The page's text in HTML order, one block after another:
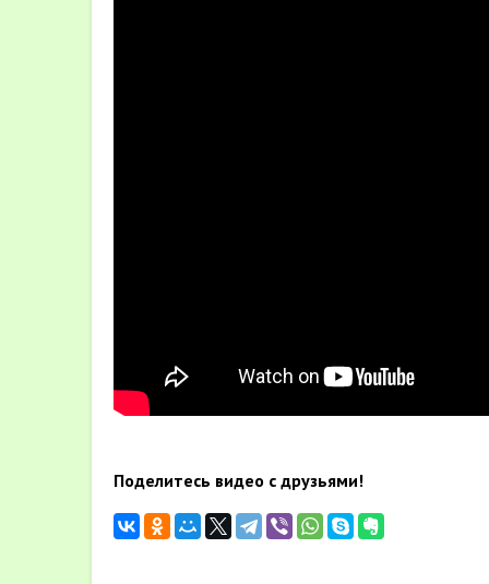
Поделитесь видео с друзьями!